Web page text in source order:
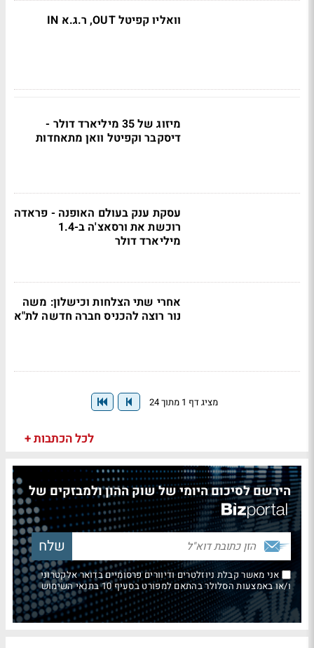
וואליו קפיטל OUT, ר.ג.א IN
מיזוג של 35 מיליארד דולר -
דיסקבר וקפיטל וואן מתאחדות
עסקת ענק בעולם האופנה - פראדה
רוכשת את ורסאצ'ה ב-1.4
מיליארד דולר
אחרי שתי הצלחות וכישלון: משה
נור רוצה להכניס חברה חדשה לת"א
מציג דף 1 מתוך 24
לכל הכתבות +
הירשם לסיכום היומי של שוק ההון ולמבזקים של
אני מאשר קבלת ניוזלטרים ודיוורים פרסומיים בדואר אלקטרוני
ו/או באמצעות הסלולר בהתאם למפורט בסעיף 10 בתנאי השימוש